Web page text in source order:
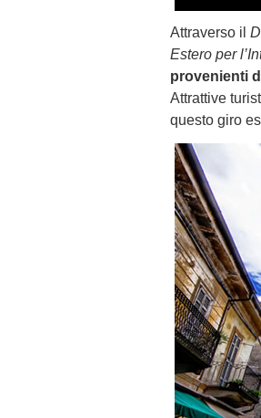
Attraverso il
Estero per
provenienti
Attrattive
questo giro